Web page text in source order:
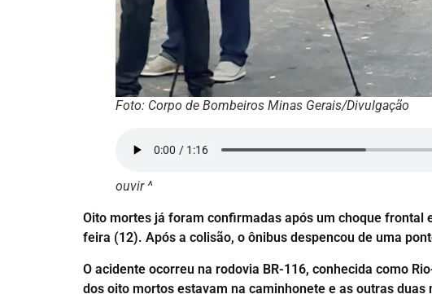
Foto: Corpo de Bombeiros Minas Gerais/Divulgação
ouvir ^
Oito mortes já foram confirmadas após um choque frontal
feira (12). Após a colisão, o ônibus despencou de uma
O acidente ocorreu na rodovia BR-116, conhecida como
dos oito mortos estavam na caminhonete e as outras